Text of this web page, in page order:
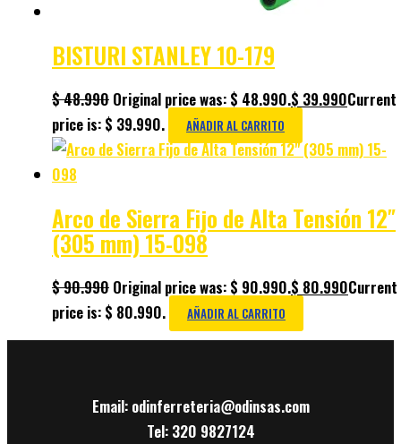
BISTURI STANLEY 10-179
$48.990 Original price was: $ 48.990.$ 39.990Current
price is: $ 39.990.
AÑADIR AL CARRITO
Arco de Sierra Fijo de Alta Tensión 12″
(305 mm) 15-098
$90.990 Original price was: $ 90.990.$ 80.990Current
price is: $ 80.990.
AÑADIR AL CARRITO
Email: odinferreteria@odinsas.com
Tel: 320 9827124